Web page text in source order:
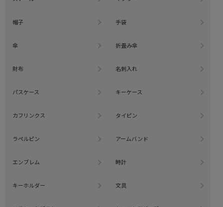
帽子 手袋
傘 折畳み傘
財布 名刺入れ
パスケース キーケース
カフリンクス タイピン
ラペルピン アームバンド
エンブレム 時計
キーホルダー 文具